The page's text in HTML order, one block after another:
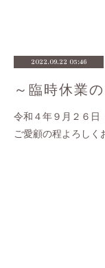
2022.09.22 05:46
～臨時休業
令和４年９月２６日
ご愛顧の程よろしく